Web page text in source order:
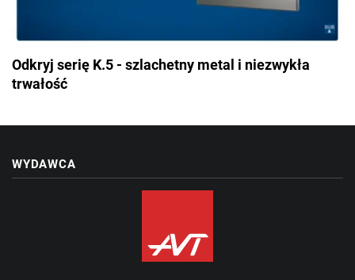
Odkryj serię K.5 - szlachetny metal i niezwykła
trwałość
WYDAWCA